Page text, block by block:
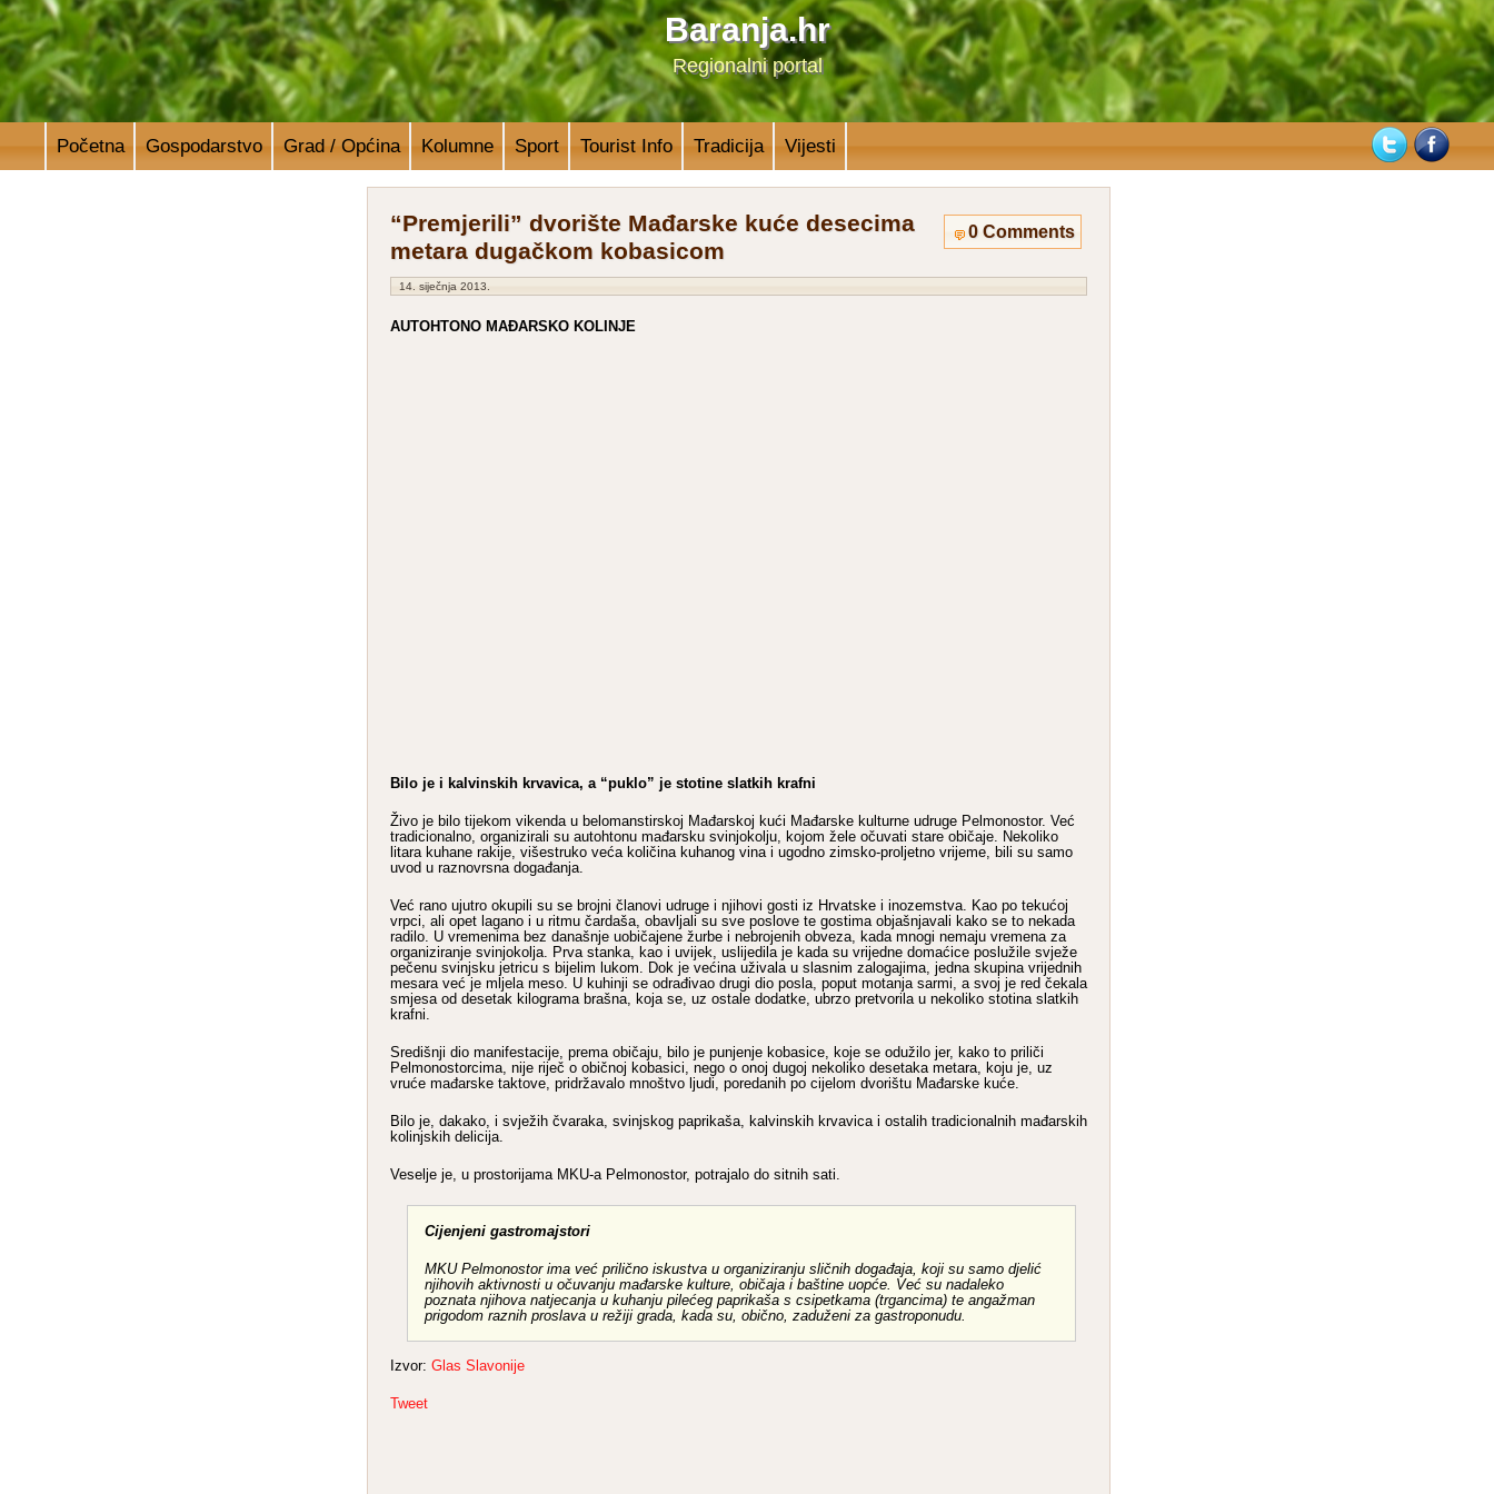
Baranja.hr
Regionalni portal
Početna Gospodarstvo Grad / Općina Kolumne Sport Tourist Info Tradicija Vijesti
0 Comments
“Premjerili” dvorište Mađarske kuće desecima
metara dugačkom kobasicom
14. siječnja 2013.
AUTOHTONO MAĐARSKO KOLINJE
Bilo je i kalvinskih krvavica, a “puklo” je stotine slatkih krafni
Živo je bilo tijekom vikenda u belomanstirskoj Mađarskoj kući Mađarske kulturne udruge Pelmonostor. Već
tradicionalno, organizirali su autohtonu mađarsku svinjokolju, kojom žele očuvati stare običaje. Nekoliko
litara kuhane rakije, višestruko veća količina kuhanog vina i ugodno zimsko-proljetno vrijeme, bili su samo
uvod u raznovrsna događanja.
Već rano ujutro okupili su se brojni članovi udruge i njihovi gosti iz Hrvatske i inozemstva. Kao po tekućoj
vrpci, ali opet lagano i u ritmu čardaša, obavljali su sve poslove te gostima objašnjavali kako se to nekada
radilo. U vremenima bez današnje uobičajene žurbe i nebrojenih obveza, kada mnogi nemaju vremena za
organiziranje svinjokolja. Prva stanka, kao i uvijek, uslijedila je kada su vrijedne domaćice poslužile svježe
pečenu svinjsku jetricu s bijelim lukom. Dok je većina uživala u slasnim zalogajima, jedna skupina vrijednih
mesara već je mljela meso. U kuhinji se odrađivao drugi dio posla, poput motanja sarmi, a svoj je red čekala
smjesa od desetak kilograma brašna, koja se, uz ostale dodatke, ubrzo pretvorila u nekoliko stotina slatkih
krafni.
Središnji dio manifestacije, prema običaju, bilo je punjenje kobasice, koje se odužilo jer, kako to priliči
Pelmonostorcima, nije riječ o običnoj kobasici, nego o onoj dugoj nekoliko desetaka metara, koju je, uz
vruće mađarske taktove, pridržavalo mnoštvo ljudi, poredanih po cijelom dvorištu Mađarske kuće.
Bilo je, dakako, i svježih čvaraka, svinjskog paprikaša, kalvinskih krvavica i ostalih tradicionalnih mađarskih
kolinjskih delicija.
Veselje je, u prostorijama MKU-a Pelmonostor, potrajalo do sitnih sati.
Cijenjeni gastromajstori
MKU Pelmonostor ima već prilično iskustva u organiziranju sličnih događaja, koji su samo djelić
njihovih aktivnosti u očuvanju mađarske kulture, običaja i baštine uopće. Već su nadaleko
poznata njihova natjecanja u kuhanju pilećeg paprikaša s csipetkama (trgancima) te angažman
prigodom raznih proslava u režiji grada, kada su, obično, zaduženi za gastroponudu.
Izvor: Glas Slavonije
Tweet